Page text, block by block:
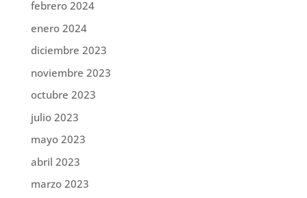
febrero 2024
enero 2024
diciembre 2023
noviembre 2023
octubre 2023
julio 2023
mayo 2023
abril 2023
marzo 2023